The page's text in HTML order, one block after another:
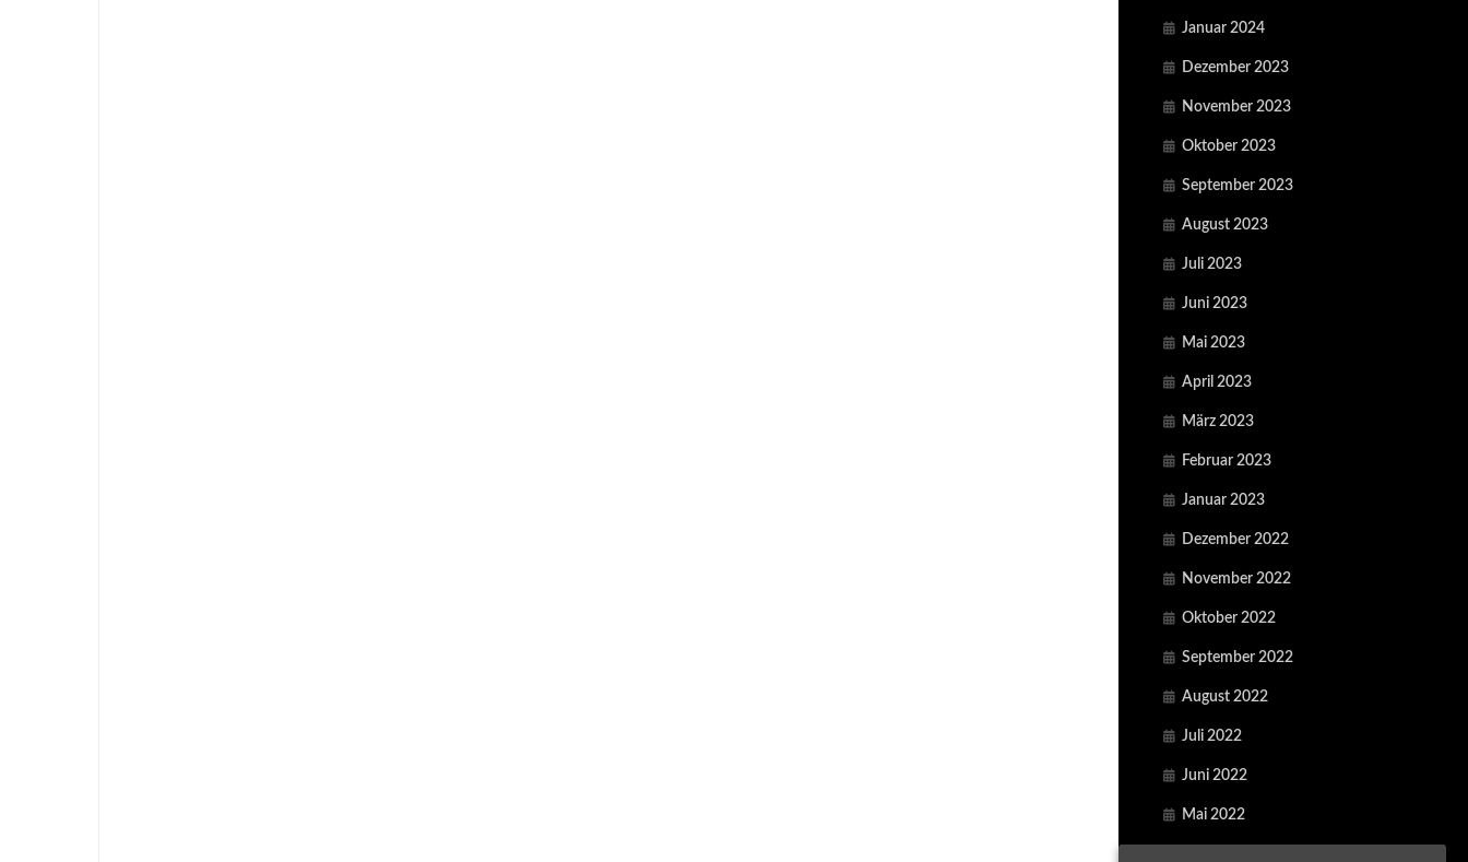
Januar 2024
Dezember 2023
November 2023
Oktober 2023
September 2023
August 2023
Juli 2023
Juni 2023
Mai 2023
April 2023
März 2023
Februar 2023
Januar 2023
Dezember 2022
November 2022
Oktober 2022
September 2022
August 2022
Juli 2022
Juni 2022
Mai 2022